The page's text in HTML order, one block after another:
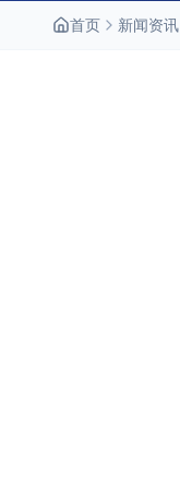
首页 新闻资讯